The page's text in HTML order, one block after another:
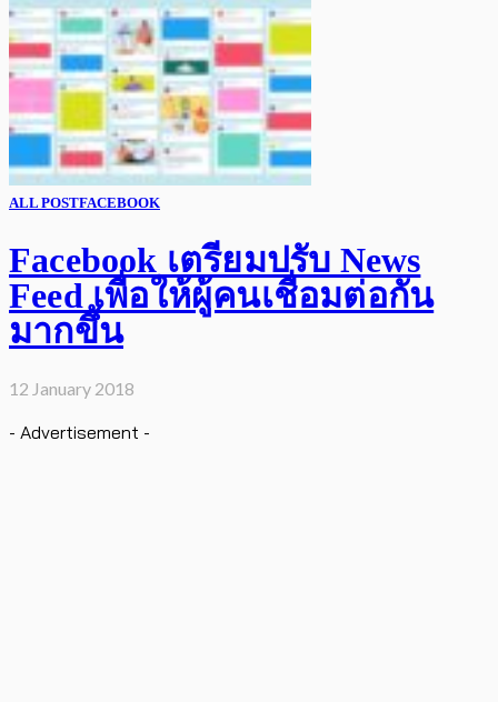
ALL POSTFACEBOOK
Facebook เตรียมปรับ News
Feed เพื่อให้ผู้คนเชื่อมต่อกัน
มากขึ้น
12 January 2018
- Advertisement -